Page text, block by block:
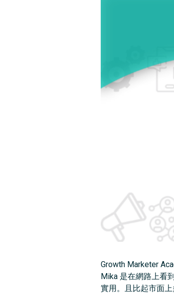
Growth Marketer
Mika 是在網路上看
實用。且比起市面